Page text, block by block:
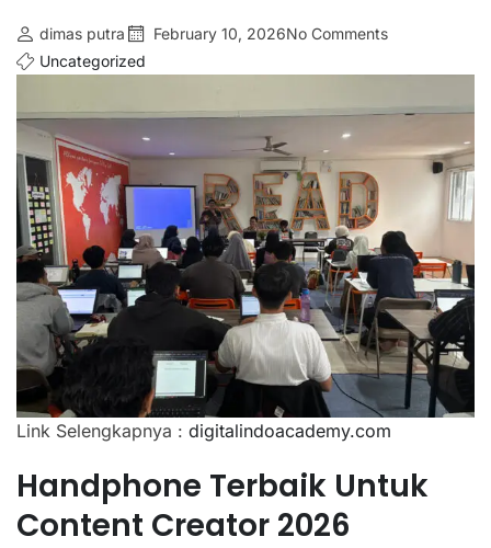
dimas putra February 10, 2026No Comments
Uncategorized
Link Selengkapnya : digitalindoacademy.com
Handphone Terbaik Untuk
Content Creator 2026